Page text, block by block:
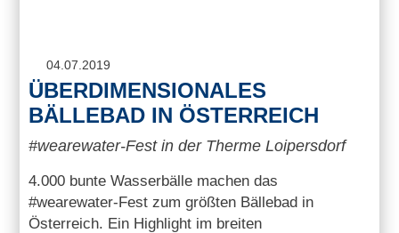
04.07.2019
ÜBERDIMENSIONALES
BÄLLEBAD IN ÖSTERREICH
#wearewater-Fest in der Therme Loipersdorf
4.000 bunte Wasserbälle machen das
#wearewater-Fest zum größten Bällebad in
Österreich. Ein Highlight im breiten